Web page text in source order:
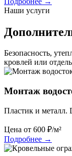
Наши услуги
Безопасность,
кровлей или
Монтаж
Пластик и металл.
Цена от 600 ₽/м²
Подробнее →